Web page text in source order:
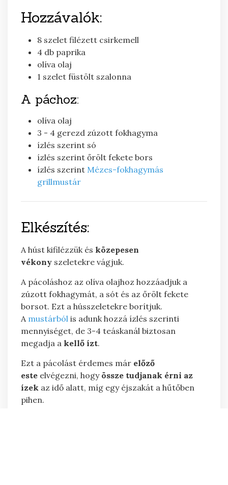
Hozzávalók:
8 szelet filézett csirkemell
4 db paprika
olíva olaj
1 szelet füstölt szalonna
A páchoz:
olíva olaj
3 - 4 gerezd zúzott fokhagyma
ízlés szerint só
ízlés szerint őrölt fekete bors
ízlés szerint Mézes-fokhagymás
grillmustár
Elkészítés:
A húst kifilézzük és közepesen
vékony szeletekre vágjuk.
A pácoláshoz az olíva olajhoz hozzáadjuk a
zúzott fokhagymát, a sót és az őrölt fekete
borsot. Ezt a hússzeletekre borítjuk.
A mustárból is adunk hozzá ízlés szerinti
mennyiséget, de 3-4 teáskanál biztosan
megadja a kellő ízt.
Ezt a pácolást érdemes már előző
este elvégezni, hogy össze tudjanak érni az
ízek az idő alatt, míg egy éjszakát a hűtőben
pihen.